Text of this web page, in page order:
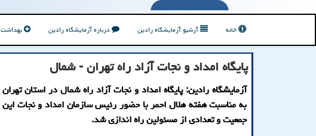
خانه آرشیو آزمایشگاه رادین درباره آزمایشگاه رادین بهداشت
پایگاه امداد و نجات آزاد راه تهران - شمال
آزمایشگاه رادین: پایگاه امداد و نجات آزاد راه شمال در استان تهران
به مناسبت هفته هلال احمر با حضور رئیس سازمان امداد و نجات این
جمعیت و تعدادی از مسئولین راه اندازی شد.